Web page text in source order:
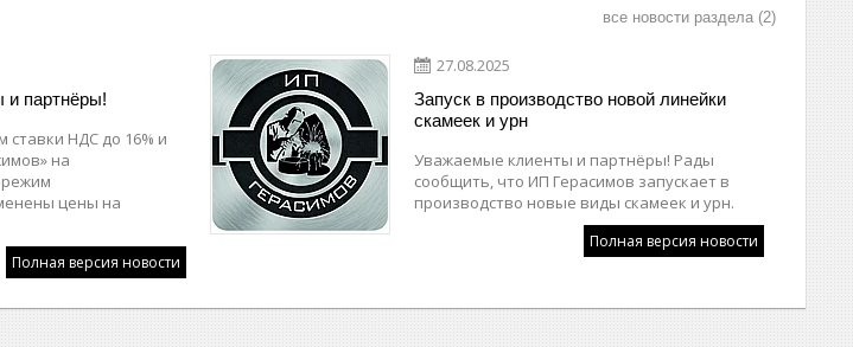
и партнёры!
ставки НДС до 16% и
на
цены на
Полная версия новости
27.08.2025
Запуск в производство новой линейки
скамеек и урн
Уважаемые клиенты и партнёры! Рады
сообщить, что ИП Герасимов запускает в
производство новые виды скамеек и урн.
Полная версия новости
все новости раздела 2